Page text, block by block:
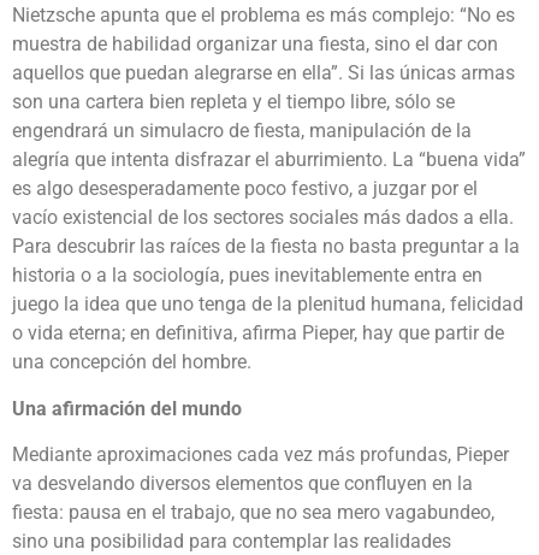
Nietzsche apunta que el problema es más complejo: “No es
muestra de habilidad organizar una fiesta, sino el dar con
aquellos que puedan alegrarse en ella”. Si las únicas armas
son una cartera bien repleta y el tiempo libre, sólo se
engendrará un simulacro de fiesta, manipulación de la
alegría que intenta disfrazar el aburrimiento. La “buena vida”
es algo desesperadamente poco festivo, a juzgar por el
vacío existencial de los sectores sociales más dados a ella.
Para descubrir las raíces de la fiesta no basta preguntar a la
historia o a la sociología, pues inevitablemente entra en
juego la idea que uno tenga de la plenitud humana, felicidad
o vida eterna; en definitiva, afirma Pieper, hay que partir de
una concepción del hombre.
Una afirmación del mundo
Mediante aproximaciones cada vez más profundas, Pieper
va desvelando diversos elementos que confluyen en la
fiesta: pausa en el trabajo, que no sea mero vagabundeo,
sino una posibilidad para contemplar las realidades